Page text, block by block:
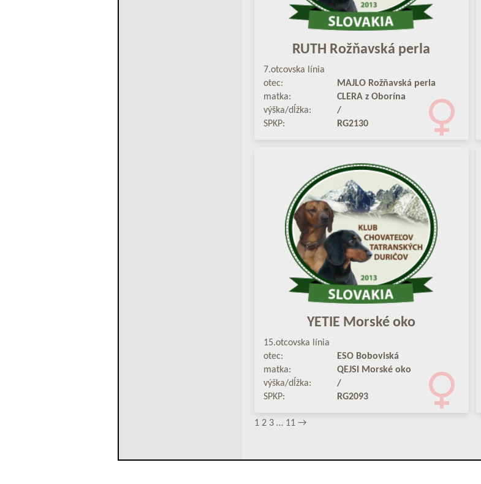
RUTH Rožňavská perla
7.otcovska línia
otec:
MAJLO Rožňavská perla
matka:
CLERA z Oborína
výška/dĺžka:
/
SPKP:
RG2130
YETIE Morské oko
15.otcovska línia
otec:
ESO Boboviská
matka:
QEJSI Morské oko
výška/dĺžka:
/
SPKP:
RG2093
1 2 3 … 11 →